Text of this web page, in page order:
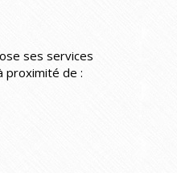
ses services
proximité de :